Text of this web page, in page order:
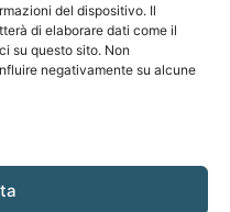
del dispositivo. Il
di elaborare dati come il
su questo sito. Non
negativamente su alcune